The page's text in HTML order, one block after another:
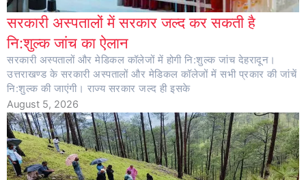
सरकारी अस्पतालों में सरकार जल्द कर सकती है
नि:शुल्क जांच का ऐलान
सरकारी अस्पतालों और मेडिकल कॉलेजों में होगी नि:शुल्क जांच देहरादून।
उत्तराखण्ड के सरकारी अस्पतालों और मेडिकल कॉलेजों में सभी प्रकार की जांचें
नि:शुल्क की जाएंगी। राज्य सरकार जल्द ही इसके
August 5, 2026